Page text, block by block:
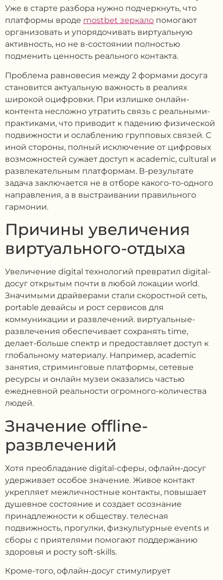
Уже в старте разбора нужно подчеркнуть, что
платформы вроде mostbet зеркало помогают
организовать и упорядочивать виртуальную
активность, но не в-состоянии полностью
подменить ценность реального контакта.
Проблема равновесия между 2 формами досуга
становится актуальную важность в реалиях
широкой оцифровки. При излишке онлайн-
контента несложно утратить связь с реальными-
практиками, что приводит к падению физической
подвижности и ослаблению групповых связей. С
иной стороны, полный исключение от цифровых
возможностей сужает доступ к academic, cultural и
развлекательным платформам. В-результате
задача заключается не в отборе какого-то-одного
направления, а в выстраивании правильного
гармонии.
Причины увеличения
виртуального-отдыха
Увеличение digital технологий превратил digital-
досуг открытым почти в любой локации world.
Значимыми драйверами стали скоростной сеть,
portable девайсы и рост сервисов для
коммуникации и развлечений. виртуальные-
развлечения обеспечивает сохранять time,
делает-больше спектр и предоставляет доступ к
глобальному материалу. Например, academic
занятия, стриминговые платформы, сетевые
ресурсы и онлайн музеи оказались частью
ежедневной реальности огромного-количества
людей.
Значение offline-
развлечений
Хотя преобладание digital-сферы, офлайн-досуг
удерживает особое значение. Живое контакт
укрепляет межличностные контакты, повышает
душевное состояние и создает осознание
принадлежности к обществу. телесная
подвижность, прогулки, физкультурные events и
сборы с приятелями помогают поддержанию
здоровья и росту soft-skills.
Кроме-того, офлайн-досуг стимулирует